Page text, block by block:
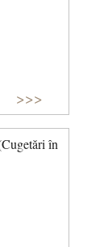
>>>
în